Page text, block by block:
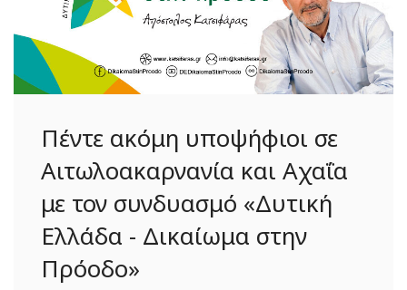
Πέντε ακόμη υποψήφιοι σε
Αιτωλοακαρνανία και Αχαΐα
με τον συνδυασμό «Δυτική
Ελλάδα - Δικαίωμα στην
Πρόοδο»